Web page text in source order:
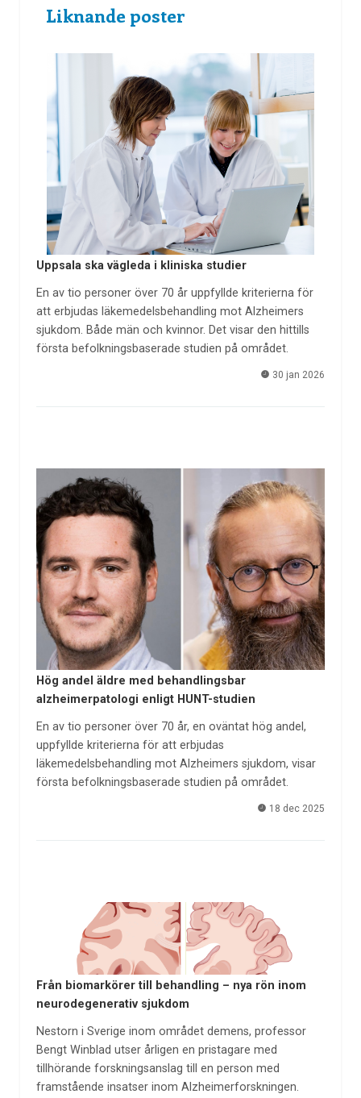
Liknande poster
Uppsala ska vägleda i kliniska studier
En av tio personer över 70 år uppfyllde kriterierna för
att erbjudas läkemedelsbehandling mot Alzheimers
sjukdom. Både män och kvinnor. Det visar den hittills
första befolkningsbaserade studien på området.
30 jan 2026
Hög andel äldre med behandlingsbar
alzheimerpatologi enligt HUNT-studien
En av tio personer över 70 år, en oväntat hög andel,
uppfyllde kriterierna för att erbjudas
läkemedelsbehandling mot Alzheimers sjukdom, visar
första befolkningsbaserade studien på området.
18 dec 2025
Från biomarkörer till behandling – nya rön inom
neurodegenerativ sjukdom
Nestorn i Sverige inom området demens, professor
Bengt Winblad utser årligen en pristagare med
tillhörande forskningsanslag till en person med
framstående insatser inom Alzheimerforskningen.